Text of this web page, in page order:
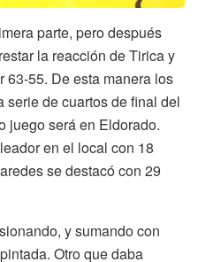
parte, pero después
la reacción de Tirica y
63-55. De esta manera los
de cuartos de final del
juego será en Eldorado.
en el local con 18
se destacó con 29
y sumando con
Otro que daba